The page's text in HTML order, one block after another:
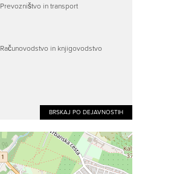
Prevozništvo in transport
Računovodstvo in knjigovodstvo
BRSKAJ PO DEJAVNOSTIH